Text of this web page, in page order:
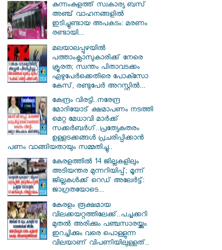
കുന്നംകുളത്ത് സ്വകാര്യ ബസ്
അഞ്ച് വാഹനങ്ങളിൽ
ഇടിച്ചുണ്ടായ അപകടം: മരണം
രണ്ടായി...
മലയാലപ്പുഴയിൽ
പത്താംക്ലാസുകാരിക്ക് നേരെ
ക്രൂരത; സ്വന്തം പിതാവടക്കം
ഏഴുപേർക്കെതിരെ പോക്സോ
കേസ്, രണ്ടുപേർ അറസ്റ്റിൽ...
കേന്ദ്രം വിരട്ടി..നരേന്ദ്ര
മോദിയോട് ക്ഷമാപണം നടത്തി
മെറ്റ മേധാവി മാർക്ക്
സക്കർബർ​ഗ്..പ്രത്യേകതരം
ഉള്ളടക്കങ്ങൾ പ്രചരിപ്പിക്കാൻ
പണം വാങ്ങിയതായും സമ്മതിച്ചു..
കേരളത്തിൽ 14 ജില്ലകളിലും
അടിയന്തര മുന്നറിയിപ്പ്; മൂന്ന്
ജില്ലകൾക്ക് റെഡ് അലേർട്ട്:
ജാഗ്രതയോടെ...
കേരളം രൂക്ഷമായ
വിലക്കയറ്റത്തിലേക്ക്..പച്ചക്കറി
മുതൽ അരിക്കും പഞ്ചസാരയ്ക്കും
ഇറച്ചിക്കും വരെ പൊള്ളുന്ന
വിലയാണ് വിപണിയിലുള്ളത്..